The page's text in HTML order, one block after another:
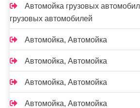
Автомойка грузовых
грузовых автомобилей
Автомойка, Автомойка
Автомойка, Автомойка
Автомойка, Автомойка
Автомойка, Автомойка